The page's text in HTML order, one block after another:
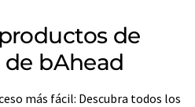
de
de bAhead
más fácil: Descubra todos los